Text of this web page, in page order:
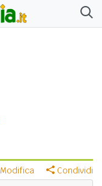
Modifica Condividi